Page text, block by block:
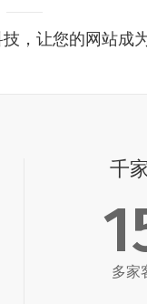
，让您的网站成
千
多家